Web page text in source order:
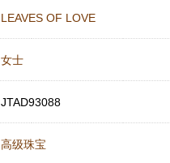
LEAVES OF LOVE
女士
JTAD93088
高级珠宝